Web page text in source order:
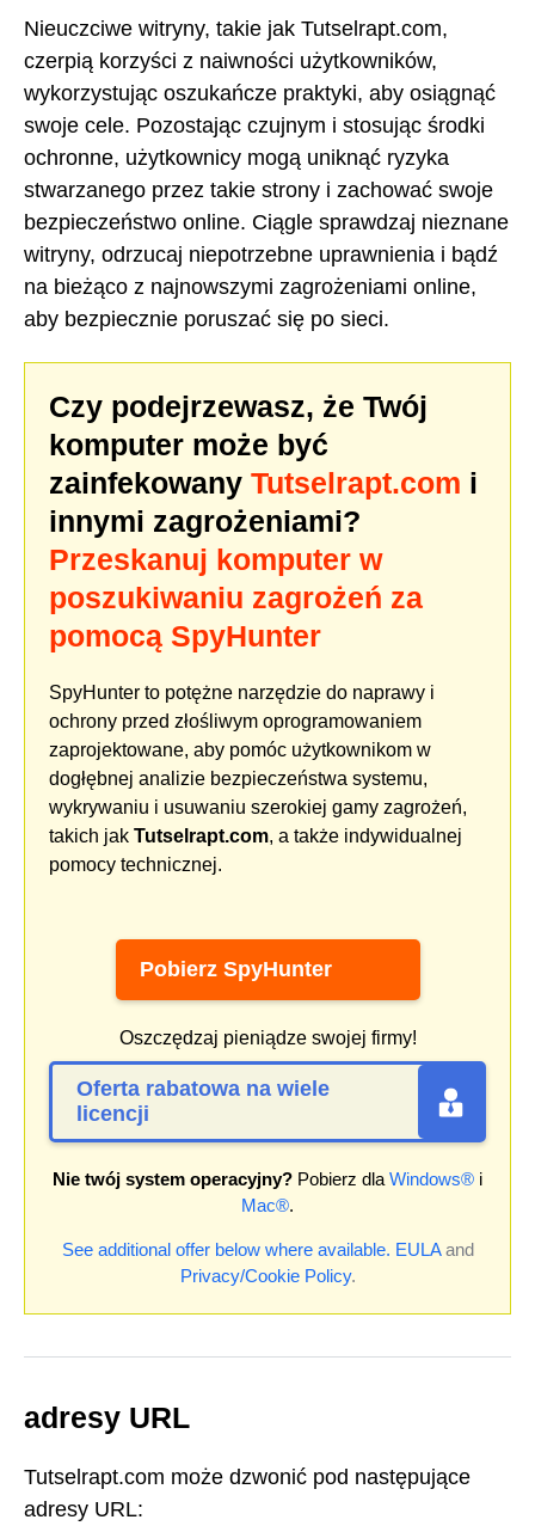
Nieuczciwe witryny, takie jak Tutselrapt.com,
czerpią korzyści z naiwności użytkowników,
wykorzystując oszukańcze praktyki, aby osiągnąć
swoje cele. Pozostając czujnym i stosując środki
ochronne, użytkownicy mogą uniknąć ryzyka
stwarzanego przez takie strony i zachować swoje
bezpieczeństwo online. Ciągle sprawdzaj nieznane
witryny, odrzucaj niepotrzebne uprawnienia i bądź
na bieżąco z najnowszymi zagrożeniami online,
aby bezpiecznie poruszać się po sieci.
Czy podejrzewasz, że Twój
komputer może być
zainfekowany Tutselrapt.com i
innymi zagrożeniami?
Przeskanuj komputer w
poszukiwaniu zagrożeń za
pomocą SpyHunter
SpyHunter to potężne narzędzie do naprawy i
ochrony przed złośliwym oprogramowaniem
zaprojektowane, aby pomóc użytkownikom w
dogłębnej analizie bezpieczeństwa systemu,
wykrywaniu i usuwaniu szerokiej gamy zagrożeń,
takich jak Tutselrapt.com, a także indywidualnej
pomocy technicznej.
Pobierz SpyHunter
Oszczędzaj pieniądze swojej firmy!
Oferta rabatowa na wiele
licencji
Nie twój system operacyjny? Pobierz dla Windows® i
Mac®.
See additional offer below where available. EULAand
Privacy/Cookie Policy.
adresy URL
Tutselrapt.com może dzwonić pod następujące
adresy URL: